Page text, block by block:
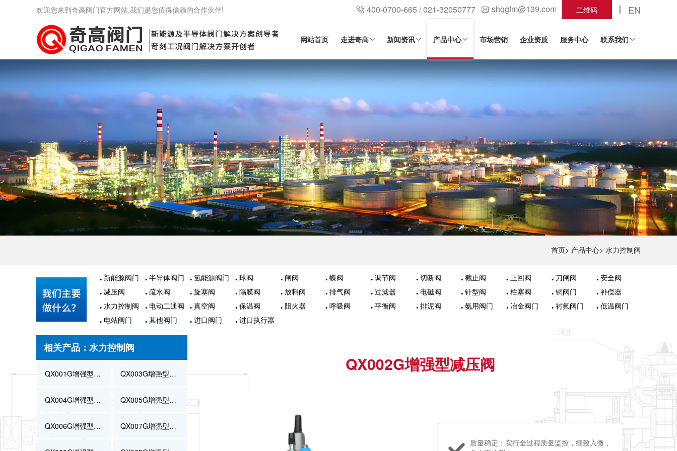
欢迎您来到奇高阀门官方网站,我们是您值得信赖的合作伙伴! 400-0700-665 / 021-32050777 shqgfm@139.com 二维码 EN
网站首页 走进奇高 新闻资讯 产品中心 市场营销 企业资质 服务中心 联系我们
首页> 产品中心> 水力控制阀
新能源阀门 半导体阀门 氢能源阀门 球阀 闸阀 蝶阀 调节阀 切断阀 截止阀 止回阀 刀闸阀
安全阀
减压阀
疏水阀 旋塞阀 隔膜阀 放料阀 排气阀 过滤器 电磁阀 针型阀 柱塞阀 铜阀门
补偿器
水力控制阀
电动二通阀 真空阀 保温阀 阻火器 呼吸阀 平衡阀 排泥阀 氨用阀门 冶金阀门 衬氟阀门
低温阀门
电站阀门
其他阀门 进口阀门 进口执行器
相关产品：水力控制阀
QX001G增强型浮球阀 QX003G增强型缓闭止回阀
QX004G增强型流量控制阀 QX005G增强型持压泄压阀
QX006G增强型电动控制阀 QX007G增强型泵浦控制阀
QX002G增强型减压阀
质量稳定：实行全过程质量监控，细致入微，